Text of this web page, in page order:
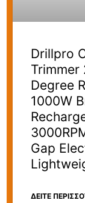
Drillpro
Trimmer
Degree
1000W
Gap
ΔΕΊΤΕ